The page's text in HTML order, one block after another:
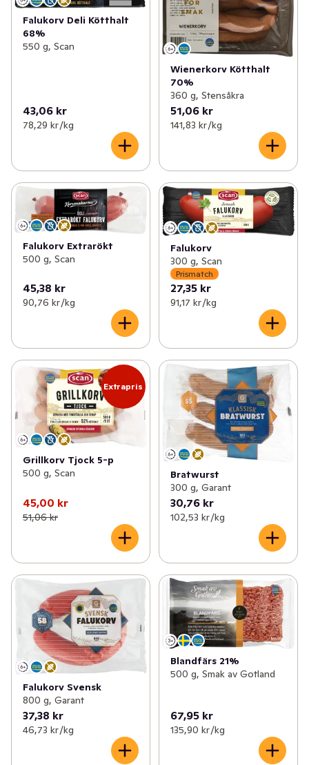
Falukorv Deli Kötthalt
68%
550 g, Scan
43,06 kr
78,29 kr /kg
Wienerkorv Kötthalt
70%
360 g, Stensåkra
51,06 kr
141,83 kr /kg
Falukorv Extrarökt
500 g, Scan
45,38 kr
90,76 kr /kg
Falukorv
300 g, Scan
Prismatch
27,35 kr
91,17 kr /kg
Extrapris
Grillkorv Tjock 5-p
500 g, Scan
45,00 kr
51,06 kr
Bratwurst
300 g, Garant
30,76 kr
102,53 kr /kg
Falukorv Svensk
800 g, Garant
37,38 kr
46,73 kr /kg
Blandfärs 21%
500 g, Smak av Gotland
67,95 kr
135,90 kr /kg